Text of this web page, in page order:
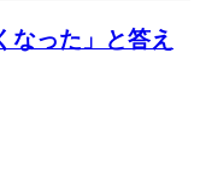
なった」と答え